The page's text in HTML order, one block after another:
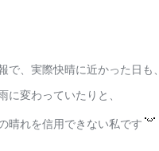
で、実際快晴に近かった日も、
に変わっていたりと、
晴れを信用できない私です